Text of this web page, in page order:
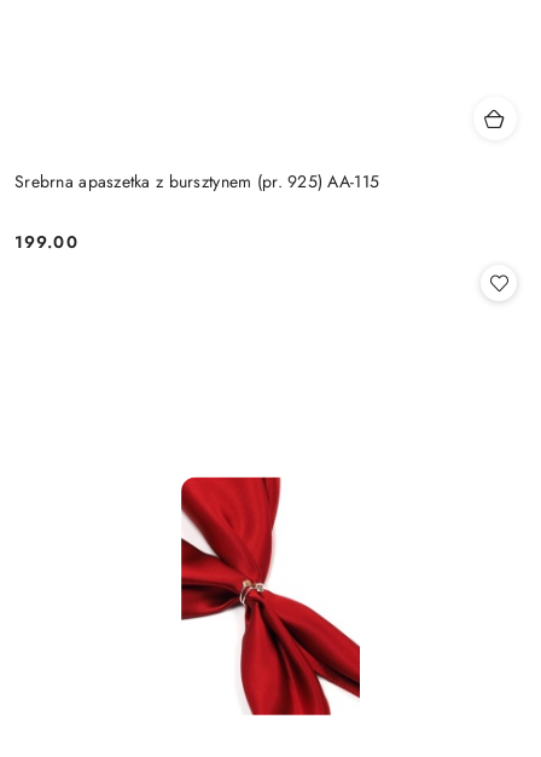
Srebrna apaszetka z bursztynem (pr. 925) AA-115
Cena:
199.00